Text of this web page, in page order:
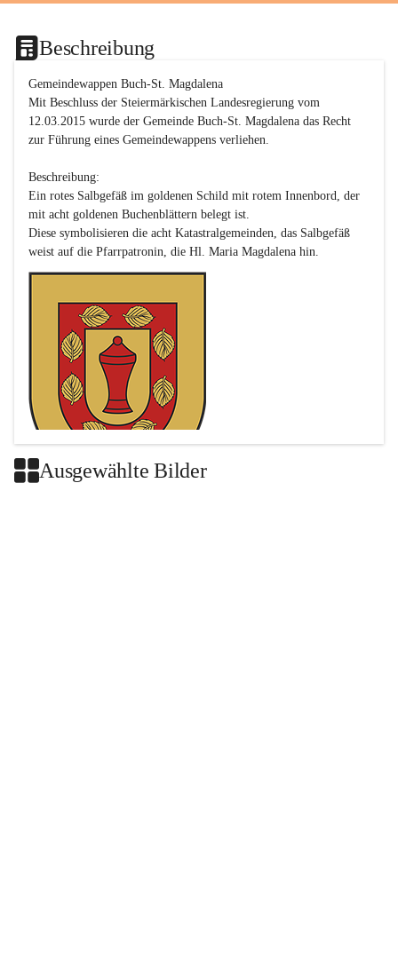
Beschreibung
Gemeindewappen Buch-St. Magdalena
Mit Beschluss der Steiermärkischen Landesregierung vom
12.03.2015 wurde der Gemeinde Buch-St. Magdalena das Recht
zur Führung eines Gemeindewappens verliehen.
Beschreibung:
Ein rotes Salbgefäß im goldenen Schild mit rotem Innenbord, der
mit acht goldenen Buchenblättern belegt ist.
Diese symbolisieren die acht Katastralgemeinden, das Salbgefäß
Ausgewählte Bilder